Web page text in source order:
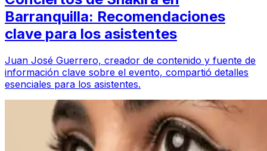
Barranquilla: Recomendaciones
clave para los asistentes
Juan José Guerrero, creador de contenido y fuente de
información clave sobre el evento, compartió detalles
esenciales para los asistentes.